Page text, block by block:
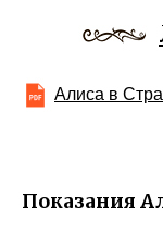
Алиса в
Показания